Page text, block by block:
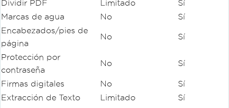
Dividir PDF
Limitado
Sí
Marcas de agua
No
Sí
Encabezados/pies de
página
No Sí
Protección por
contraseña
No Sí
Firmas digitales No
Sí
Extracción de Texto
Limitado
Sí